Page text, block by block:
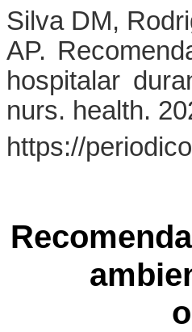
Silva DM,
AP.
hospitalar
nurs. health.
https://